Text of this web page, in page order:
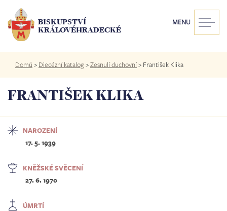
hlavnímu
obsahu
BISKUPSTVÍ
KRÁLOVÉHRADECKÉ
MENU
Drobečková
navigace
Domů > Diecézní katalog>Zesnulí duchovní> František Klika
FRANTIŠEK KLIKA
NAROZENÍ
17. 5. 1939
KNĚŽSKÉ SVĚCENÍ
27. 6. 1970
ÚMRTÍ